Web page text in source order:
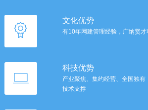
文化优势
有10年网建管理经验，广纳贤
科技优势
产业聚焦、集约经营、全国独
技术支撑